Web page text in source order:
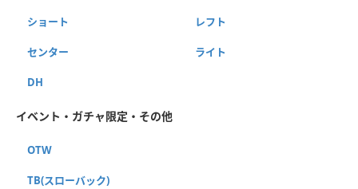
ショート レフト
センター ライト
DH
イベント・ガチャ限定・その他
OTW
TB(スローバック)